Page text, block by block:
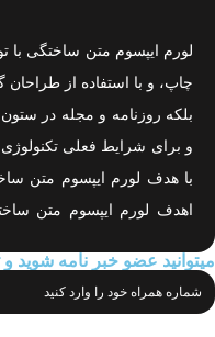
لورم ایپسوم متن ساختگی با
چاپ، و با استفاده از
بلکه روزنامه و مجله در
و برای شرایط فعلی تکنولوژی
با هدف لورم ایپسوم متن
اهدف لورم ایپسوم متن
میتوانید عضو خبر نامه شوید